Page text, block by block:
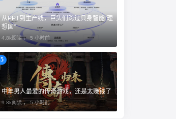
从PPT到生产线，巨头们跨过具身智能“理
想国”
4.8k阅读 ， 5 小时前
5
中年男人最爱的传奇游戏，还是太赚钱了
9.8k阅读 ， 5 小时前